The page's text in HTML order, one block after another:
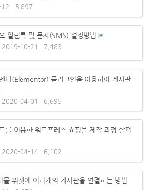
5,897
알림톡 및 문자(SMS) 설정방법
2019-10-21 7,483
터(Elementor) 플러그인을 이용하여 게시판
2020-04-01 6,695
를 이용한 워드프레스 쇼핑몰 제작 과정 살펴
2020-04-14 6,102
물 위젯에 여러개의 게시판을 연결하는 방법